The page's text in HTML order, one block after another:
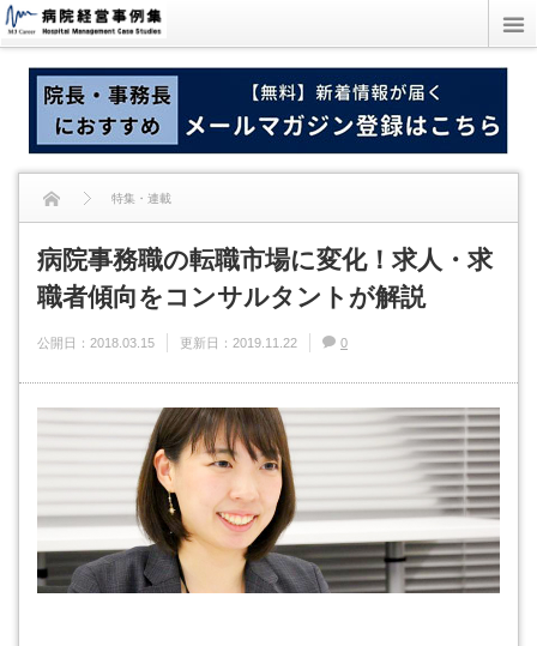
特集・連載
病院事務職の転職市場に変化！求人・求職者傾向をコンサルタントが解説
病院事務職の転職市場に変化！求人・求
職者傾向をコンサルタントが解説
公開日： 2018.03.15 更新日： 2019.11.22 0